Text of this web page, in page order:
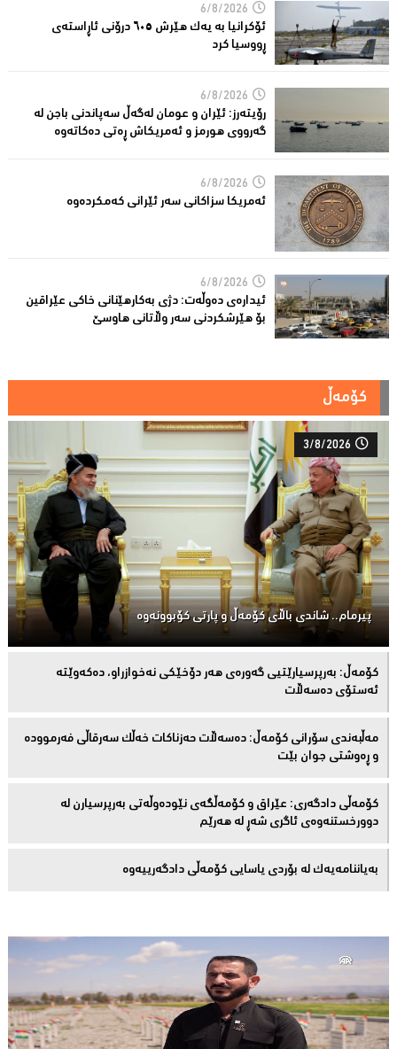
6/8/2026
ئۆکرانیا بە یەک هێرش ٦٠٥ درۆنی ئاڕاستەى
ڕووسیا کرد
6/8/2026
رۆیتەرز: ئێران و عومان لەگەڵ سەپاندنی باجن لە
گەرووی هورمز و ئەمریکاش ڕەتی دەکاتەوە
6/8/2026
ئه‌مریكا سزاكانی سه‌ر ئێرانی كه‌مكرده‌وه‌
6/8/2026
ئیدارەى دەوڵەت: دژى بەکارهێنانى خاکی عێراقین
بۆ هێرشکردنى سەر وڵاتانی هاوسێ
کۆمەڵ
3/8/2026
پیرمام.. شاندی باڵای كۆمه‌ڵ و پارتی كۆبوونه‌وه‌
كۆمەڵ: بەرپرسیارێتیی گەورەی هەر دۆخێکی نەخوازراو، دەكەوێتە
ئەستۆی دەسەڵات
مەڵبەندى سۆرانى کۆمەڵ: دەسەڵات حەزناکات خەڵک سەرقاڵى فەرموودە
و ڕەوشتى جوان بێت
کۆمەڵى دادگەرى: عێراق و كۆمەڵگەی نێودەوڵەتی بەرپرسیارن لە
دوورخستنەوەى ئاگری شەڕ لە هەرێم
بەیاننامەیەک لە بۆردی یاسایی کۆمەڵی دادگەرییەوە